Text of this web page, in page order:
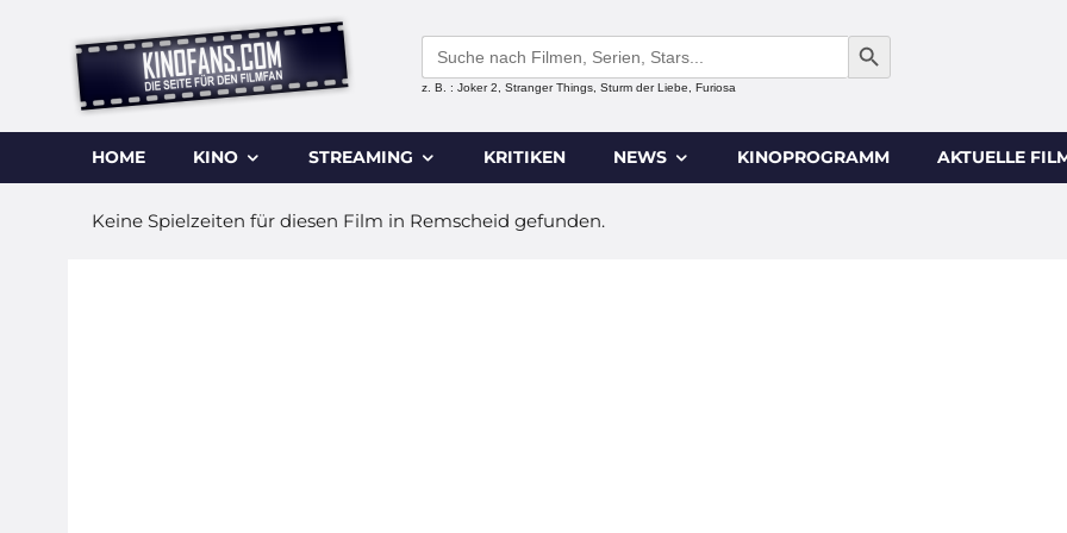
Search
for:
SEARCH BUTTON
z. B. : Joker 2, Stranger Things, Sturm der Liebe, Furiosa
HOME KINO STREAMING KRITIKEN NEWS KINOPROGRAMM AKTUELLE
Keine Spielzeiten für diesen Film in Remscheid gefunden.